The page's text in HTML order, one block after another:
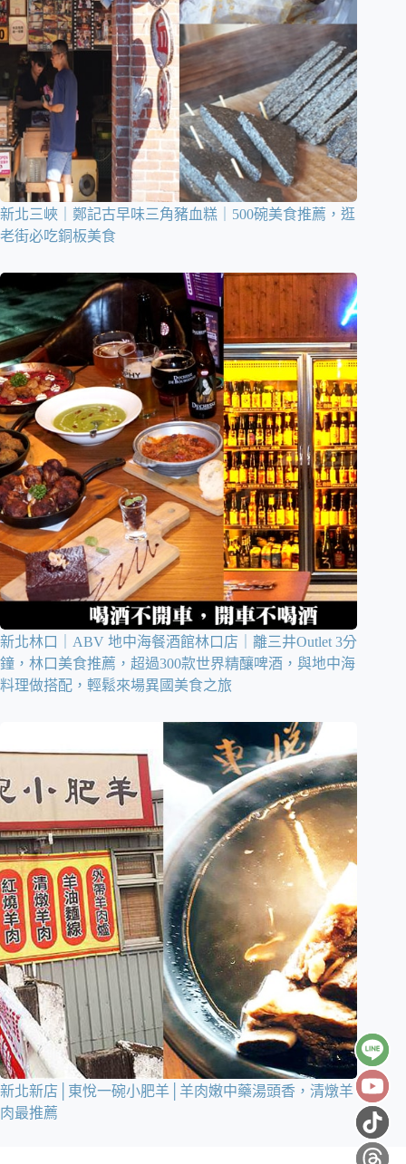
新北三峽｜鄭記古早味三角豬血糕｜500碗美食推薦，逛
老街必吃銅板美食
新北林口｜ABV 地中海餐酒館林口店｜離三井Outlet 3分
鐘，林口美食推薦，超過300款世界精釀啤酒，與地中海
料理做搭配，輕鬆來場異國美食之旅
新北新店│東悅一碗小肥羊│羊肉嫩中藥湯頭香，清燉羊
肉最推薦